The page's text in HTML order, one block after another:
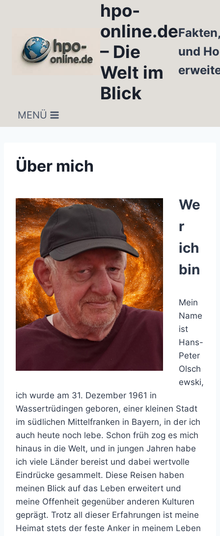
hpo-
online.de
– Die
Welt im
Blick
und
MENÜ
Über mich
We
r
ich
bin
Mein
Name
ist
Hans-
Peter
Olsch
ewski,
ich wurde am 31. Dezember 1961 in
Wassertrüdingen geboren, einer kleinen Stadt
im südlichen Mittelfranken in Bayern, in der ich
auch heute noch lebe. Schon früh zog es mich
hinaus in die Welt, und in jungen Jahren habe
ich viele Länder bereist und dabei wertvolle
Eindrücke gesammelt. Diese Reisen haben
meinen Blick auf das Leben erweitert und
meine Offenheit gegenüber anderen Kulturen
geprägt. Trotz all dieser Erfahrungen ist meine
Heimat stets der feste Anker in meinem Leben